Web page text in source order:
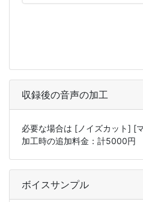
収録後の音声の加工
必要な場合は [ノイズカット] [
加工時の追加料金：計5000円
ボイスサンプル